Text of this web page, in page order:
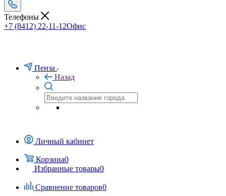
Телефоны
+7 (8412) 22-11-12Офис
Пенза
Назад
Личный кабинет
Корзина0
Избранные товары0
Сравнение товаров0